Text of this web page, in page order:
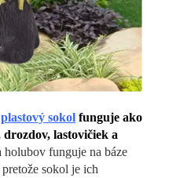
plastový sokol funguje ako
lastovičiek a
holubov funguje na báze
sokol je ich